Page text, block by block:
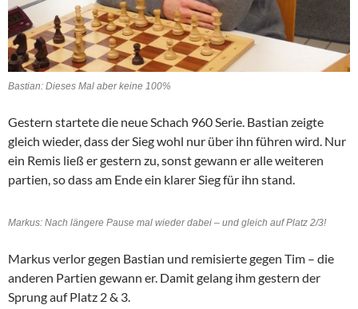
Bastian: Dieses Mal aber keine 100%
Gestern startete die neue Schach 960 Serie. Bastian zeigte
gleich wieder, dass der Sieg wohl nur über ihn führen wird. Nur
ein Remis ließ er gestern zu, sonst gewann er alle weiteren
partien, so dass am Ende ein klarer Sieg für ihn stand.
Markus: Nach längere Pause mal wieder dabei – und gleich auf Platz 2/3!
Markus verlor gegen Bastian und remisierte gegen Tim – die
anderen Partien gewann er. Damit gelang ihm gestern der
Sprung auf Platz 2 & 3.